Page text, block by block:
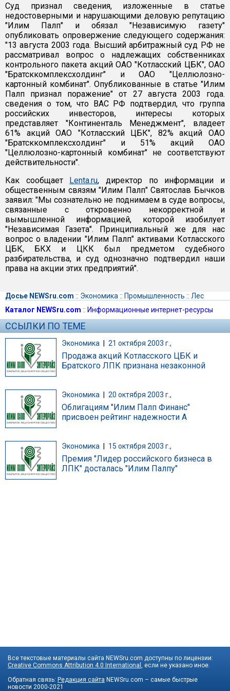
Суд признал сведения, изложенные в статье
недостоверными и нарушающими деловую репутацию
"Илим Палп" и обязал "Независимую газету"
опубликовать опровержение следующего содержания:
"13 августа 2003 года. Высший арбитражный суд РФ не
рассматривал вопрос о надлежащих собственниках
контрольного пакета акций ОАО "Котласский ЦБК", ОАО
"Братсккомплексхолдинг" и ОАО "Целлюлозно-
картонный комбинат". Опубликованные в статье "Илим
Палп признал поражение" от 27 августа 2003 года.
сведения о том, что ВАС РФ подтвердил, что группа
российских инвесторов, интересы которых
представляет "Континенталь Менеджмент", владеет
61% акций ОАО "Котласский ЦБК", 82% акций ОАО
"Братсккомплексхолдинг" и 51% акций ОАО
"Целлюлозно-картонный комбинат" не соответствуют
действительности".
Как сообщает Lenta.ru, директор по информации и
общественным связям "Илим Палп" Святослав Бычков
заявил: "Мы сознательно не поднимаем в суде вопросы,
связанные с откровенно некорректной и
вымышленной информацией, которой изобилует
"Независимая Газета". Принципиальный же для нас
вопрос о владении "Илим Палп" активами Котласского
ЦБК, БКХ и ЦКК был предметом судебного
разбирательства, и суд однозначно подтвердил наши
права на акции этих предприятий".
Досье NEWSru.com :: Экономика :: Промышленность :: Лес
Каталог NEWSru.com :: Информационные интернет-ресурсы
ССЫЛКИ ПО ТЕМЕ
Экономика | 21 октября 2003 г.,
Продажа акций Котласского ЦБК и
Братского ЛПК признана незаконной
Экономика 20 октября 2003 г.,
Облигациям "Илим Палп Финанс"
присвоен рейтинг надежности А
Экономика 15 октября 2003 г.,
Премия "Лидер российского бизнеса в
ЛПК" досталась "Илим Палпу"
Все текстовые материалы сайта NEWSru.com доступны по лицензии:
Creative Commons Attribution 4.0 International , если не указано иное.
Обратная связь: Редакция сайта NEWSru.com – самые быстрые
новости 2000-2021